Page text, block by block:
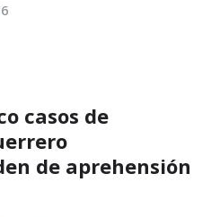
casos de
de aprehensión